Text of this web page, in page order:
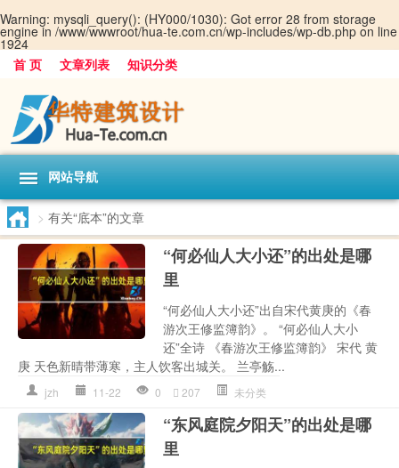
Warning: mysqli_query(): (HY000/1030): Got error 28 from storage
engine in /www/wwwroot/hua-te.com.cn/wp-includes/wp-db.php on line
1924
首 页
文章列表 知识分类
网站导航
> 有关“底本”的文章
“何必仙人大小还”的出处是哪
里
“何必仙人大小还”出自宋代黄庚的《春
游次王修监簿韵》。 “何必仙人大小
还”全诗 《春游次王修监簿韵》 宋代 黄
庚 天色新晴带薄寒，主人饮客出城关。 兰亭觞...
jzh 11-22 0 207 未分类
“东风庭院夕阳天”的出处是哪
里